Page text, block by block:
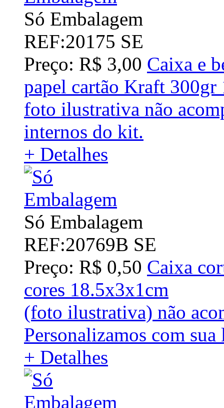
Só Embalagem
REF:20175 SE
Preço: R$ 3,00 Caixa e
papel cartão Kraft
foto ilustrativa não
internos do kit.
+ Detalhes
Só Embalagem
REF:20769B SE
Preço: R$ 0,50 Caixa
cores 18.5x3x1cm
(foto ilustrativa) não
Personalizamos com
+ Detalhes